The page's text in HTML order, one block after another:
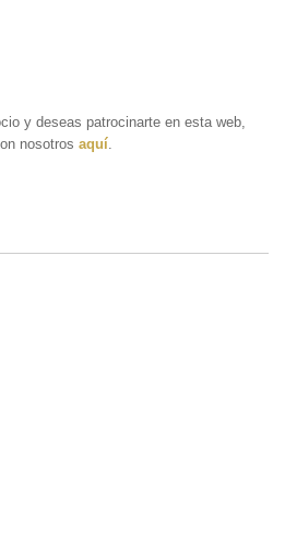
y deseas patrocinarte en esta web,
nosotros aquí